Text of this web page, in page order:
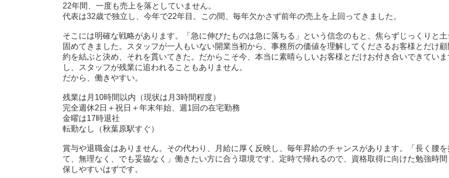
22年間、一度も売上を落としていません。
代表は32歳で独立し、今年で22年目。この間、毎年欠かさず前年の売上を上回ってきました。
そこには明確な戦略があります。「急に伸びたものは急に落ちる」という信念のもと、焦らずじっくりと土
固めてきました。スタッフが一人もいない開業当初から、事務所の価値を理解してくださるお客様とだけ顧
約を結ぶと決め、それを貫いてきた。だからこそ今、本当に素晴らしいお客様とだけお付き合いできていま
し、スタッフが残業に追われることもありません。
だから、働きやすい。
残業は月10時間以内（現状は月3時間程度）
完全週休2日＋祝日＋年末年始、週1回の在宅勤務
金曜は17時退社
転勤なし（秋葉原駅すぐ）
賞与や退職金はありません。その代わり、月給に厚く反映し、毎年昇給のチャンスがあります。「長く腰を
て、無理なく、でも妥協なく」働きたい方に合う環境です。定時で帰れるので、資格取得に向けた勉強時間
保しやすいはずです。